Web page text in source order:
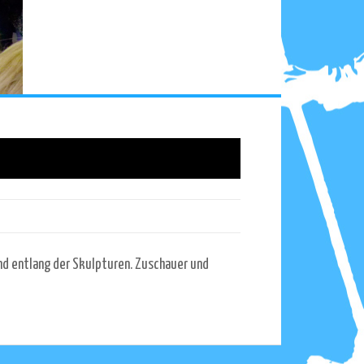
entlang der Skulpturen. Zuschauer und